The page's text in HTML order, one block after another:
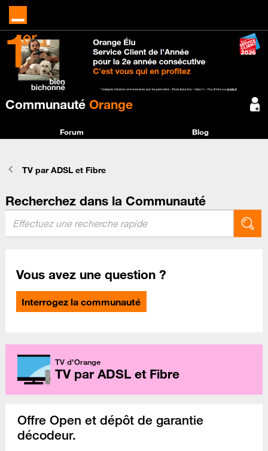
Communauté Orange
Forum Blog
TV par ADSL et Fibre
Recherchez dans la Communauté
Vous avez une question ?
Interrogez la communauté
TV d'Orange
TV par ADSL et Fibre
Offre Open et dépôt de garantie
décodeur.